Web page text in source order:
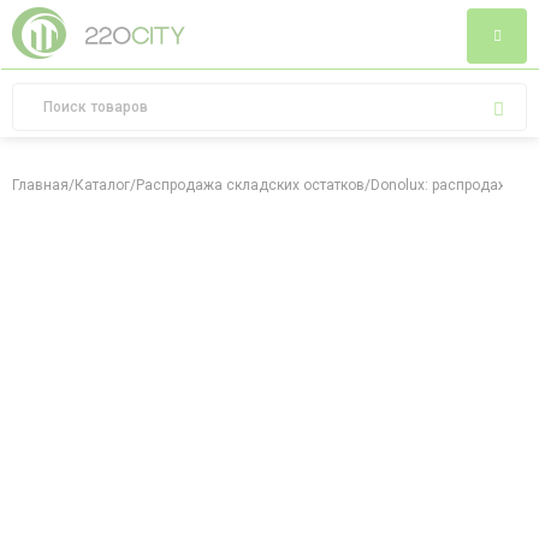
Главная/Каталог/Распродажа складских остатков/Donolux: распродажа